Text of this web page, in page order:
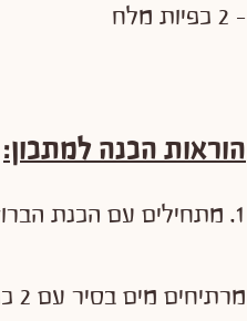
- 2 כפיות מלח
הוראות הכנה למתכון:
1. מתחילים עם הכנת הברוקולי: